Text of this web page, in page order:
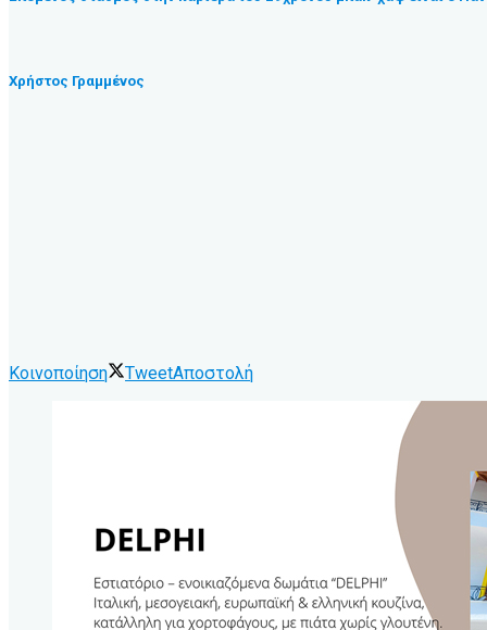
Χρήστος Γραμμένος
Κοινοποίηση TweetΑποστολή